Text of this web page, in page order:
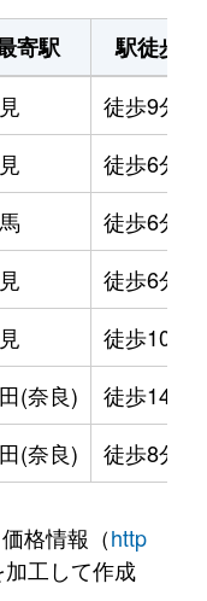
寄駅
駅徒歩
徒歩9分
徒歩6分
徒歩6分
徒歩6分
徒歩10分
(奈良)
徒歩14分
(奈良) 徒歩8分
格情報（http
工して作成